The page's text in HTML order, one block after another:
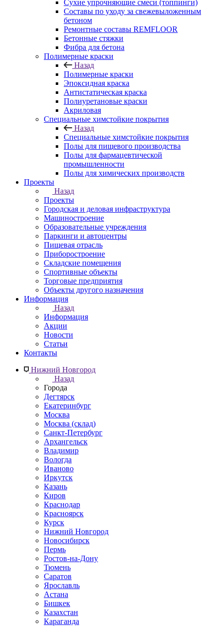
Сухие упрочняющие смеси (топпинги)
Составы по уходу за свежевыложенным
бетоном
Ремонтные составы REMFLOOR
Бетонные стяжки
Фибра для бетона
Полимерные краски
Назад
Полимерные краски
Эпоксидная краска
Антистатическая краска
Полиуретановые краски
Акриловая
Специальные химстойкие покрытия
Назад
Специальные химстойкие покрытия
Полы для пищевого производства
Полы для фармацевтической
промышленности
Полы для химических производств
Проекты
Назад
Проекты
Городская и деловая инфраструктура
Машиностроение
Образовательные учреждения
Паркинги и автоцентры
Пищевая отрасль
Приборостроение
Складские помещения
Спортивные объекты
Торговые предприятия
Объекты другого назначения
Информация
Назад
Информация
Акции
Новости
Статьи
Контакты
Нижний Новгород
Назад
Города
Дегтярск
Екатеринбург
Москва
Москва (склад)
Санкт-Петербург
Архангельск
Владимир
Вологда
Иваново
Иркутск
Казань
Киров
Краснодар
Красноярск
Курск
Нижний Новгород
Новосибирск
Пермь
Ростов-на-Дону
Тюмень
Саратов
Ярославль
Астана
Бишкек
Казахстан
Караганда